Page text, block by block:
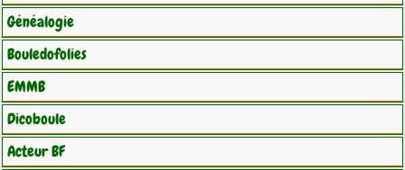
Généalogie
Bouledofolies
EMMB
Dicoboule
Acteur BF